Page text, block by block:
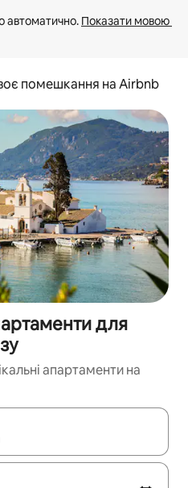
автоматично. Показати мовою
помешкання на Airbnb
для
апартаменти на
використовуйте для